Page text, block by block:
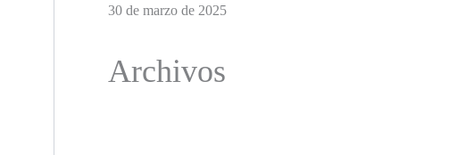
30 de marzo de 2025
Archivos